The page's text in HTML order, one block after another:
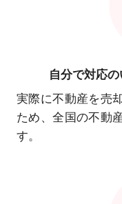
自分で対応の
実際に不動産を売
ため、全国の不動
す。